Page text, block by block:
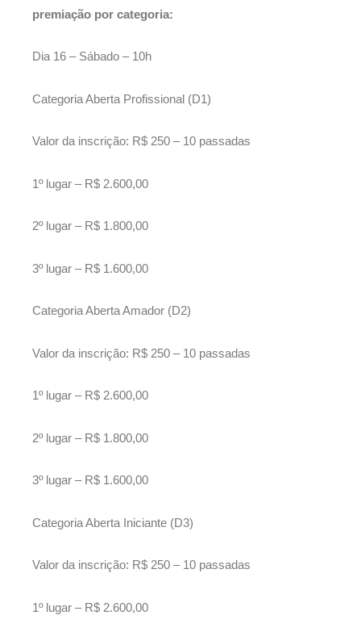
premiação por categoria:
Dia 16 – Sábado – 10h
Categoria Aberta Profissional (D1)
Valor da inscrição: R$ 250 – 10 passadas
1º lugar – R$ 2.600,00
2º lugar – R$ 1.800,00
3º lugar – R$ 1.600,00
Categoria Aberta Amador (D2)
Valor da inscrição: R$ 250 – 10 passadas
1º lugar – R$ 2.600,00
2º lugar – R$ 1.800,00
3º lugar – R$ 1.600,00
Categoria Aberta Iniciante (D3)
Valor da inscrição: R$ 250 – 10 passadas
1º lugar – R$ 2.600,00